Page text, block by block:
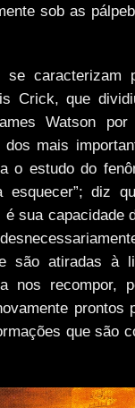
sob as
caracterizam
Crick, que
Watson por
mais
o estudo do
esquecer”; diz
sua capacidade
são atiradas à
nos recompor,
prontos
que são